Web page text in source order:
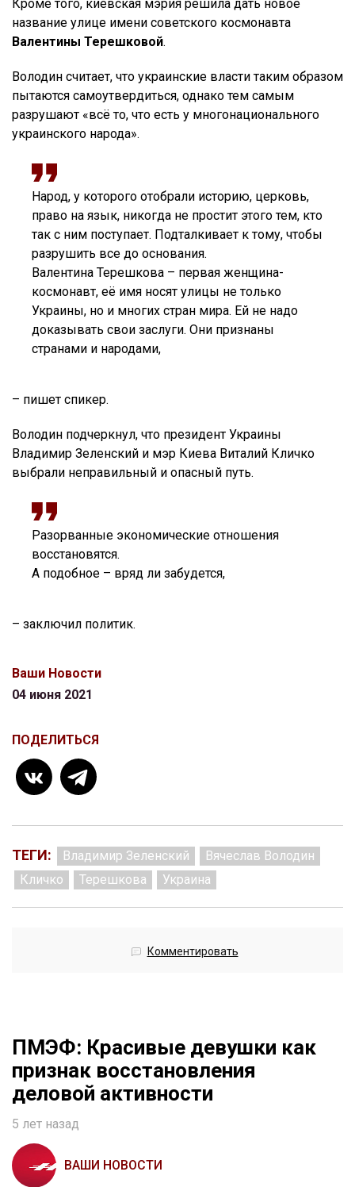
Кроме того, киевская мэрия решила дать новое
название улице имени советского космонавта
Валентины Терешковой.
Володин считает, что украинские власти таким образом
пытаются самоутвердиться, однако тем самым
разрушают «всё то, что есть у многонационального
украинского народа».
Народ, у которого отобрали историю, церковь,
право на язык, никогда не простит этого тем, кто
так с ним поступает. Подталкивает к тому, чтобы
разрушить все до основания.
Валентина Терешкова – первая женщина-
космонавт, её имя носят улицы не только
Украины, но и многих стран мира. Ей не надо
доказывать свои заслуги. Они признаны
странами и народами,
– пишет спикер.
Володин подчеркнул, что президент Украины
Владимир Зеленский и мэр Киева Виталий Кличко
выбрали неправильный и опасный путь.
Разорванные экономические отношения
восстановятся.
А подобное – вряд ли забудется,
– заключил политик.
Ваши Новости
04 июня 2021
ПОДЕЛИТЬСЯ
ТЕГИ: Владимир Зеленский
Вячеслав Володин
Кличко
Терешкова Украина
Комментировать
ПМЭФ: Красивые девушки как
признак восстановления
деловой активности
5 лет назад
ВАШИ НОВОСТИ